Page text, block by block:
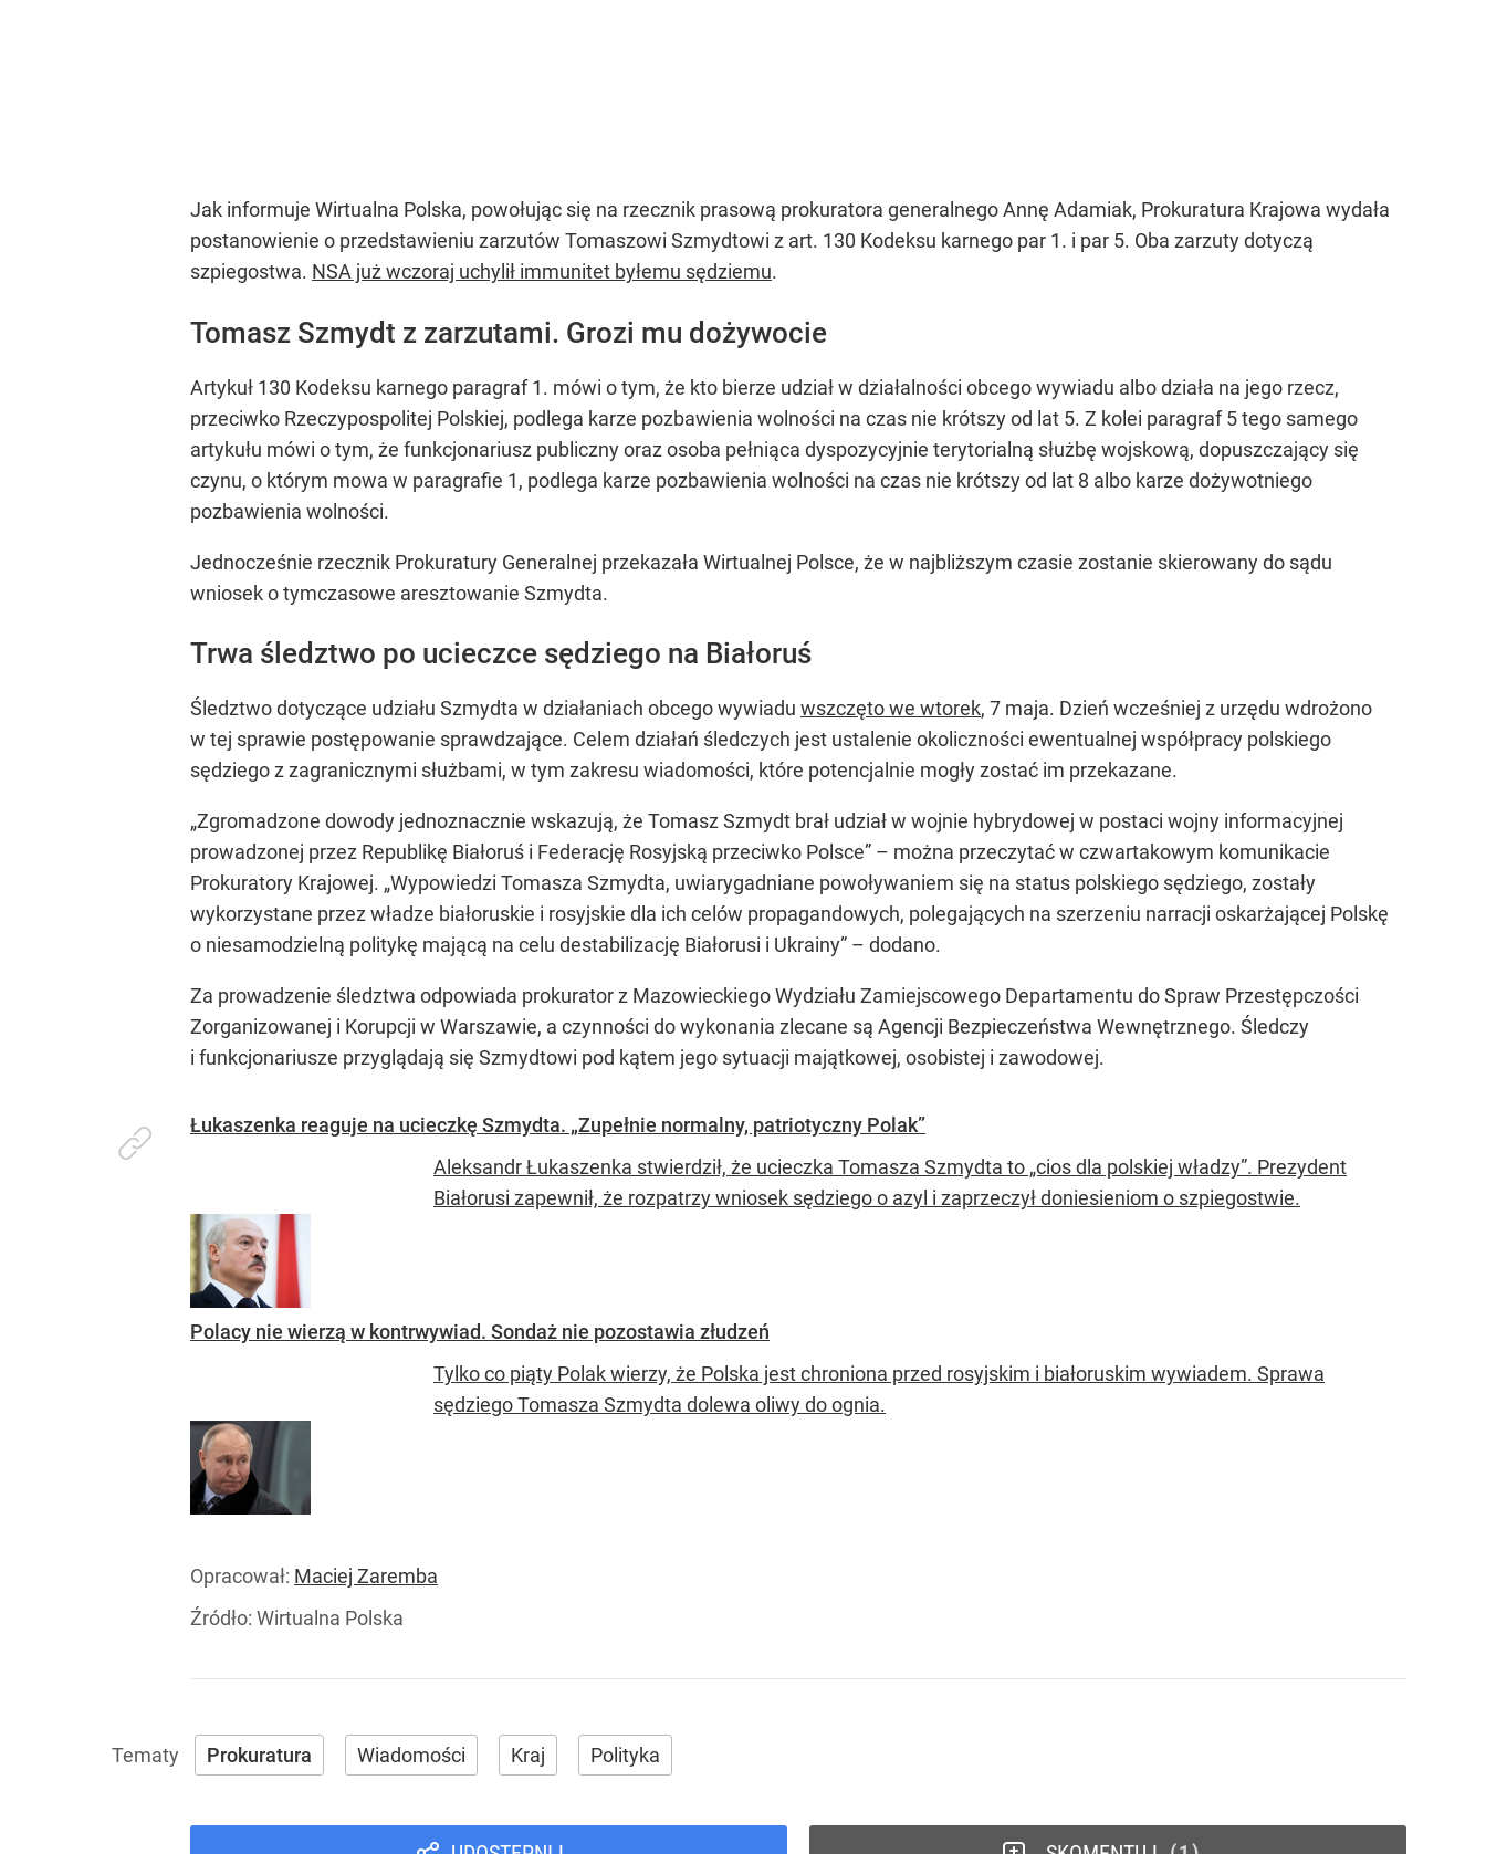
Jak informuje Wirtualna Polska, powołując się na rzecznik prasową prokuratora generalnego Annę Adamiak, Prokuratura Krajowa wydała
postanowienie o przedstawieniu zarzutów Tomaszowi Szmydtowi z art. 130 Kodeksu karnego par 1. i par 5. Oba zarzuty dotyczą
szpiegostwa. NSA już wczoraj uchylił immunitet byłemu sędziemu.
Tomasz Szmydt z zarzutami. Grozi mu dożywocie
Artykuł 130 Kodeksu karnego paragraf 1. mówi o tym, że kto bierze udział w działalności obcego wywiadu albo działa na jego rzecz,
przeciwko Rzeczypospolitej Polskiej, podlega karze pozbawienia wolności na czas nie krótszy od lat 5. Z kolei paragraf 5 tego samego
artykułu mówi o tym, że funkcjonariusz publiczny oraz osoba pełniąca dyspozycyjnie terytorialną służbę wojskową, dopuszczający się
czynu, o którym mowa w paragrafie 1, podlega karze pozbawienia wolności na czas nie krótszy od lat 8 albo karze dożywotniego
pozbawienia wolności.
Jednocześnie rzecznik Prokuratury Generalnej przekazała Wirtualnej Polsce, że w najbliższym czasie zostanie skierowany do sądu
wniosek o tymczasowe aresztowanie Szmydta.
Trwa śledztwo po ucieczce sędziego na Białoruś
Śledztwo dotyczące udziału Szmydta w działaniach obcego wywiadu wszczęto we wtorek, 7 maja. Dzień wcześniej z urzędu wdrożono
w tej sprawie postępowanie sprawdzające. Celem działań śledczych jest ustalenie okoliczności ewentualnej współpracy polskiego
sędziego z zagranicznymi służbami, w tym zakresu wiadomości, które potencjalnie mogły zostać im przekazane.
„Zgromadzone dowody jednoznacznie wskazują, że Tomasz Szmydt brał udział w wojnie hybrydowej w postaci wojny informacyjnej
prowadzonej przez Republikę Białoruś i Federację Rosyjską przeciwko Polsce” – można przeczytać w czwartakowym komunikacie
Prokuratory Krajowej. „Wypowiedzi Tomasza Szmydta, uwiarygadniane powoływaniem się na status polskiego sędziego, zostały
wykorzystane przez władze białoruskie i rosyjskie dla ich celów propagandowych, polegających na szerzeniu narracji oskarżającej Polskę
o niesamodzielną politykę mającą na celu destabilizację Białorusi i Ukrainy” – dodano.
Za prowadzenie śledztwa odpowiada prokurator z Mazowieckiego Wydziału Zamiejscowego Departamentu do Spraw Przestępczości
Zorganizowanej i Korupcji w Warszawie, a czynności do wykonania zlecane są Agencji Bezpieczeństwa Wewnętrznego. Śledczy
i funkcjonariusze przyglądają się Szmydtowi pod kątem jego sytuacji majątkowej, osobistej i zawodowej.
Łukaszenka reaguje na ucieczkę Szmydta. „Zupełnie normalny, patriotyczny Polak”
Aleksandr Łukaszenka stwierdził, że ucieczka Tomasza Szmydta to „cios dla polskiej władzy”. Prezydent
Białorusi zapewnił, że rozpatrzy wniosek sędziego o azyl i zaprzeczył doniesieniom o szpiegostwie.
Polacy nie wierzą w kontrwywiad. Sondaż nie pozostawia złudzeń
Tylko co piąty Polak wierzy, że Polska jest chroniona przed rosyjskim i białoruskim wywiadem. Sprawa
sędziego Tomasza Szmydta dolewa oliwy do ognia.
Opracował: Maciej Zaremba
Źródło: Wirtualna Polska
Prokuratura Wiadomości Kraj Polityka